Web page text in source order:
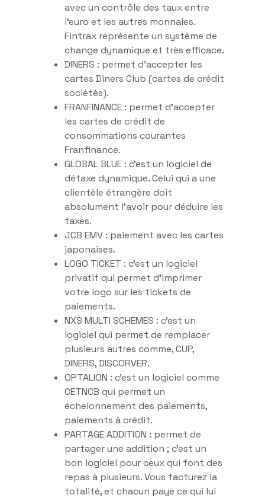
avec un contrôle des taux entre
l’euro et les autres monnaies.
Fintrax représente un système de
change dynamique et très efficace.
DINERS : permet d’accepter les
cartes Diners Club (cartes de crédit
sociétés).
FRANFINANCE : permet d’accepter
les cartes de crédit de
consommations courantes
Franfinance.
GLOBAL BLUE : c’est un logiciel de
détaxe dynamique. Celui qui a une
clientèle étrangère doit
absolument l’avoir pour déduire les
taxes.
JCB EMV : paiement avec les cartes
japonaises.
LOGO TICKET : c’est un logiciel
privatif qui permet d’imprimer
votre logo sur les tickets de
paiements.
NXS MULTI SCHEMES : c’est un
logiciel qui permet de remplacer
plusieurs autres comme, CUP,
DINERS, DISCORVER.
OPTALION : c’est un logiciel comme
CETNCB qui permet un
échelonnement des paiements,
paiements à crédit.
PARTAGE ADDITION : permet de
partager une addition ; c’est un
bon logiciel pour ceux qui font des
repas à plusieurs. Vous facturez la
totalité, et chacun paye ce qui lui